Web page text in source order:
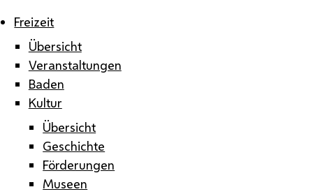
Freizeit
Übersicht
Veranstaltungen
Baden
Kultur
Übersicht
Geschichte
Förderungen
Museen